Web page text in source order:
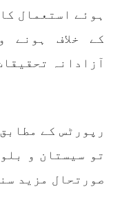
نوجوانوں کی
ہوئے استعمال
کے خلاف ہونے
آزادانہ
رپورٹس کے
تو سیستان و
صورتحال مزید